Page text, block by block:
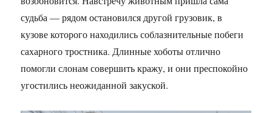
судьба — рядом остановился другой грузовик, в
кузове которого находились соблазнительные побеги
сахарного тростника. Длинные хоботы отлично
помогли слонам совершить кражу, и они преспокойно
угостились неожиданной закуской.